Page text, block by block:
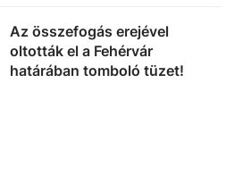
Az összefogás erejével
oltották el a Fehérvár
határában tomboló tüzet!